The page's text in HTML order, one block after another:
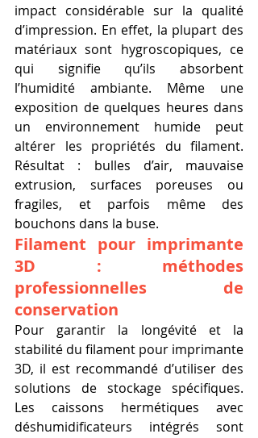
impact considérable sur la qualité
d’impression. En effet, la plupart des
matériaux sont hygroscopiques, ce
qui signifie qu’ils absorbent
l’humidité ambiante. Même une
exposition de quelques heures dans
un environnement humide peut
altérer les propriétés du filament.
Résultat : bulles d’air, mauvaise
extrusion, surfaces poreuses ou
fragiles, et parfois même des
bouchons dans la buse.
Filament pour imprimante
3D : méthodes
professionnelles de
conservation
Pour garantir la longévité et la
stabilité du filament pour imprimante
3D, il est recommandé d’utiliser des
solutions de stockage spécifiques.
Les caissons hermétiques avec
déshumidificateurs intégrés sont